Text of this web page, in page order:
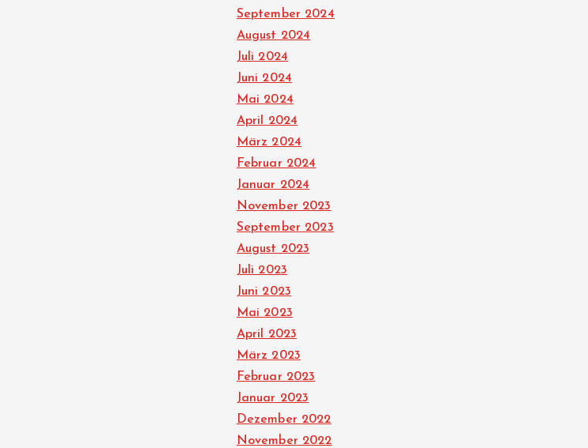
September 2024
August 2024
Juli 2024
Juni 2024
Mai 2024
April 2024
März 2024
Februar 2024
Januar 2024
November 2023
September 2023
August 2023
Juli 2023
Juni 2023
Mai 2023
April 2023
März 2023
Februar 2023
Januar 2023
Dezember 2022
November 2022